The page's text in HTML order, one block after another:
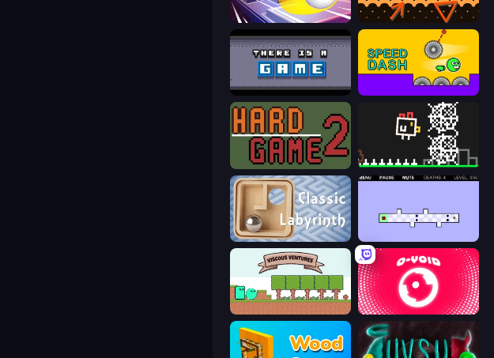
Leap and Avoid 2 Evade
There Is No Game
Hard Game 2 Chicken and Bee
Classic Labyrinth 3D
Viscous Ventures O-VOID